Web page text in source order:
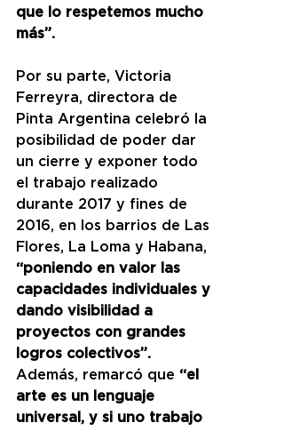
que lo respetemos mucho
más”.
Por su parte, Victoria
Ferreyra, directora de
Pinta Argentina celebró la
posibilidad de poder dar
un cierre y exponer todo
el trabajo realizado
durante 2017 y fines de
2016, en los barrios de Las
Flores, La Loma y Habana,
“poniendo en valor las
capacidades individuales y
dando visibilidad a
proyectos con grandes
logros colectivos”.
Además, remarcó que “el
arte es un lenguaje
universal, y si uno trabajo